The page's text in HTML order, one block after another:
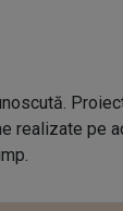
realizate pe